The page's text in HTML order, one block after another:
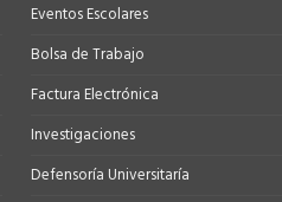
Eventos Escolares
Bolsa de Trabajo
Factura Electrónica
Investigaciones
Defensoría Universitaría